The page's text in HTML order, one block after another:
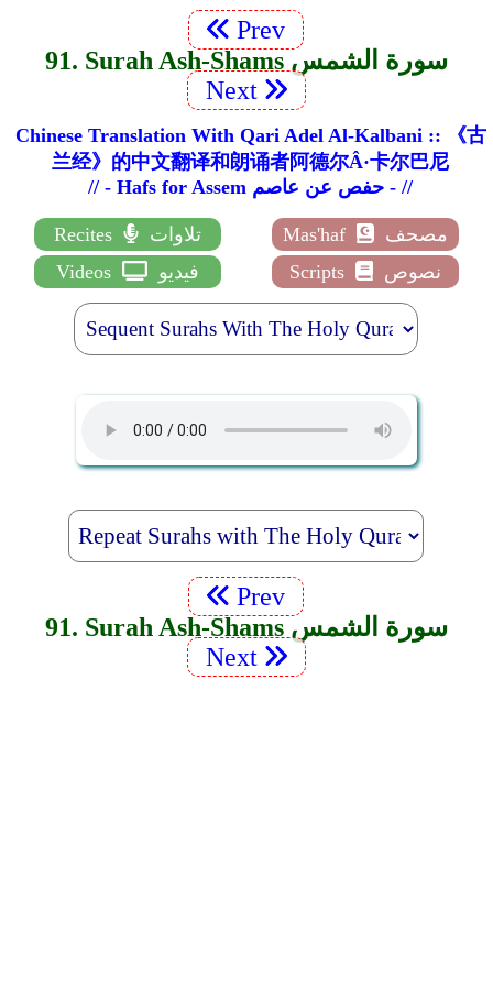
Prev
91. Surah Ash-Shams سورة الشمس
Next
Chinese Translation With Qari Adel Al-Kalbani :: 《古
兰经》的中文翻译和朗诵者阿德尔Â·卡尔巴尼
// - Hafs for Assem حفص عن عاصم - //
Recites تلاوات Mas'haf
مصحف
Videos
فيديو Scripts نصوص
Prev
91. Surah Ash-Shams سورة الشمس
Next